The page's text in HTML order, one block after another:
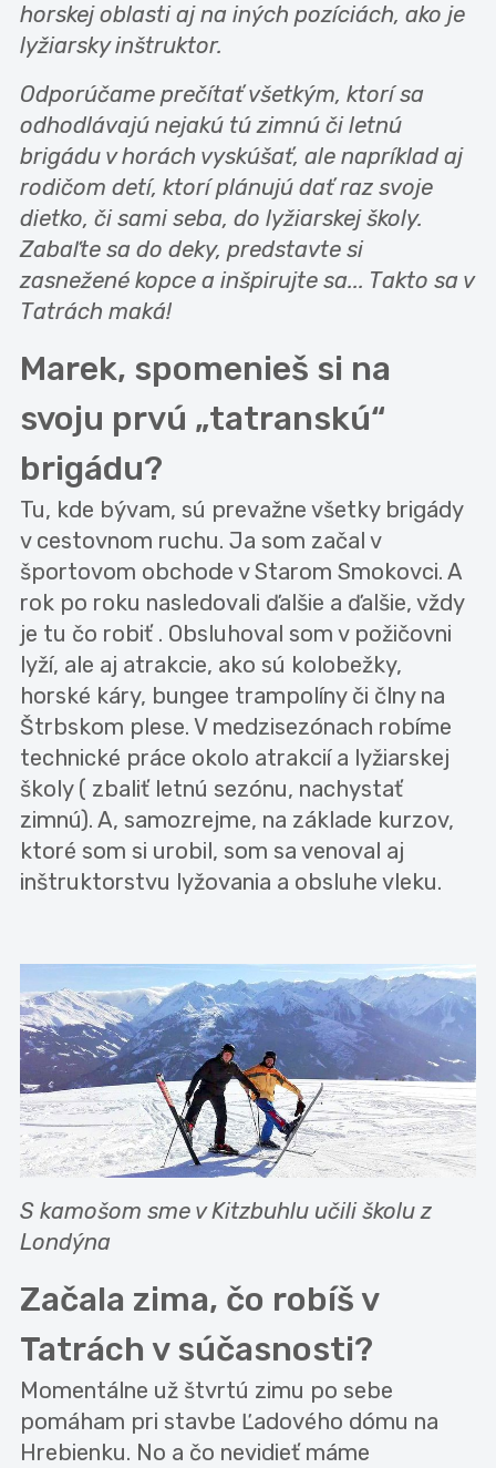
horskej oblasti aj na iných pozíciách, ako je
lyžiarsky inštruktor.
Odporúčame prečítať všetkým, ktorí sa
odhodlávajú nejakú tú zimnú či letnú
brigádu v horách vyskúšať, ale napríklad aj
rodičom detí, ktorí plánujú dať raz svoje
dietko, či sami seba, do lyžiarskej školy.
Zabaľte sa do deky, predstavte si
zasnežené kopce a inšpirujte sa... Takto sa v
Tatrách maká!
Marek, spomenieš si na
svoju prvú „tatranskú“
brigádu?
Tu, kde bývam, sú prevažne všetky brigády
v cestovnom ruchu. Ja som začal v
športovom obchode v Starom Smokovci. A
rok po roku nasledovali ďalšie a ďalšie, vždy
je tu čo robiť . Obsluhoval som v požičovni
lyží, ale aj atrakcie, ako sú kolobežky,
horské káry, bungee trampolíny či člny na
Štrbskom plese. V medzisezónach robíme
technické práce okolo atrakcií a lyžiarskej
školy ( zbaliť letnú sezónu, nachystať
zimnú). A, samozrejme, na základe kurzov,
ktoré som si urobil, som sa venoval aj
inštruktorstvu lyžovania a obsluhe vleku.
S kamošom sme v Kitzbuhlu učili školu z
Londýna
Začala zima, čo robíš v
Tatrách v súčasnosti?
Momentálne už štvrtú zimu po sebe
pomáham pri stavbe Ľadového dómu na
Hrebienku. No a čo nevidieť máme